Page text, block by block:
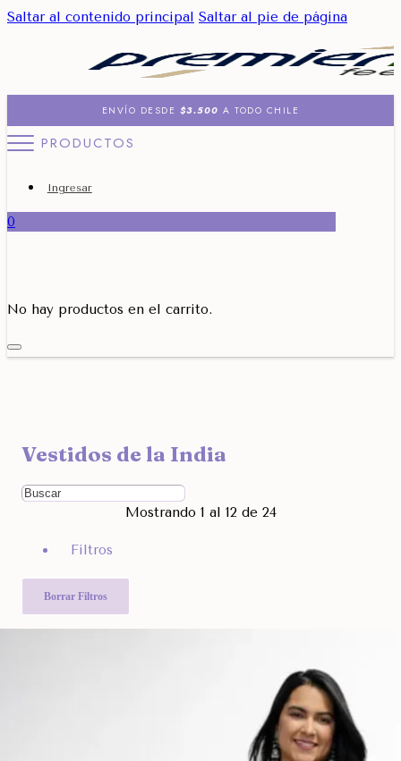
Saltar al contenido principal Saltar al pie de página
ENVÍO DESDE $3.500 A TODO CHILE
PRODUCTOS
Ingresar
0
No hay productos en el carrito.
Filtra por Marcas
Ordenar Por
Otras Categorías
Filtra Por
Vestidos de la India
Mostrando 1 al 12 de 24
Filtros
Borrar Filtros